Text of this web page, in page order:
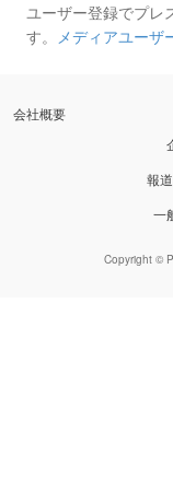
ユーザー登録でプレ
す。 メディアユーザ
会社概要
報
一
Copyright ©